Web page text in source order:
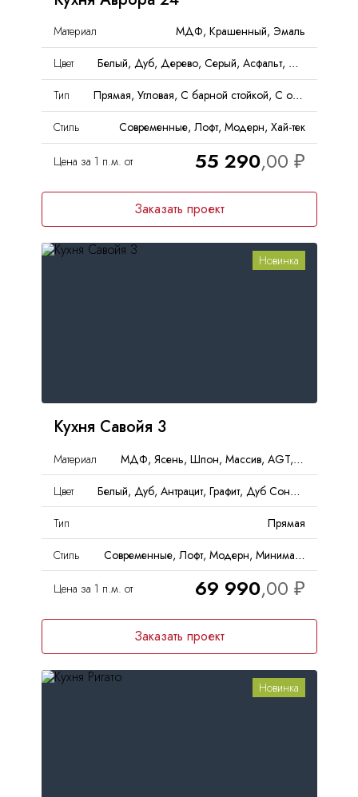
Материал
МДФ, Крашенный, Эмаль
Цвет
Белый, Дуб, Дерево, Серый, Асфальт, Матовый
Тип
Прямая, Угловая, С барной стойкой, С островом
Стиль
Современные, Лофт, Модерн, Хай-тек
Цена за 1 п.м. от 55 290
Заказать проект
Новинка
Кухня Савойя 3
Материал
МДФ, Ясень, Шпон, Массив, AGT, Пластик, ЛМДФ, Дерево
Цвет
Белый, Дуб, Антрацит, Графит, Дуб Сонома, Дерево, Асфальт
Тип
Прямая
Стиль
Современные, Лофт, Модерн, Минимализм
Цена за 1 п.м. от 69 990
Заказать проект
Новинка